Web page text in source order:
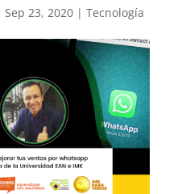
Sep 23, 2020| Tecnología